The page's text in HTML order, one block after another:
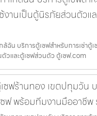
งานเป็นตู้นิรภัยส่วนตัวแ
ฉัน บริการตู้เซฟสำหรับการเช่าตู้
วและตู้เซฟส่วนตัว ตู้เซฟ.com
ซฟร้านทอง เขตปทุมวัน
ฟ พร้อมทีมงานมืออาชีพ